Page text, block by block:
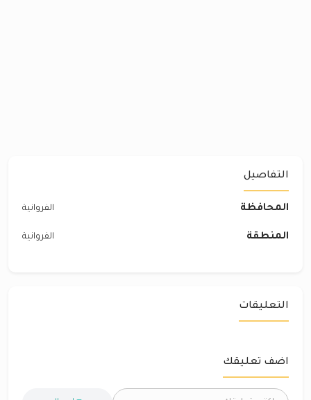
التفاصيل
المحافظة الفروانية
المنطقة الفروانية
التعليقات
اضف تعليقك